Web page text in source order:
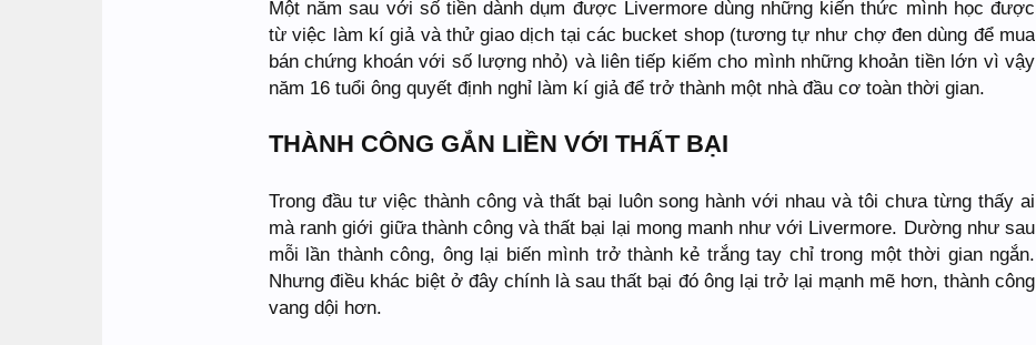
Một năm sau với số tiền dành dụm được Livermore dùng những kiến thức mình học được
từ việc làm kí giả và thử giao dịch tại các bucket shop (tương tự như chợ đen dùng để mua
bán chứng khoán với số lượng nhỏ) và liên tiếp kiếm cho mình những khoản tiền lớn vì vậy
năm 16 tuổi ông quyết định nghỉ làm kí giả để trở thành một nhà đầu cơ toàn thời gian.
THÀNH CÔNG GẮN LIỀN VỚI THẤT BẠI
Trong đầu tư việc thành công và thất bại luôn song hành với nhau và tôi chưa từng thấy ai
mà ranh giới giữa thành công và thất bại lại mong manh như với Livermore. Dường như sau
mỗi lần thành công, ông lại biến mình trở thành kẻ trắng tay chỉ trong một thời gian ngắn.
Nhưng điều khác biệt ở đây chính là sau thất bại đó ông lại trở lại mạnh mẽ hơn, thành công
vang dội hơn.